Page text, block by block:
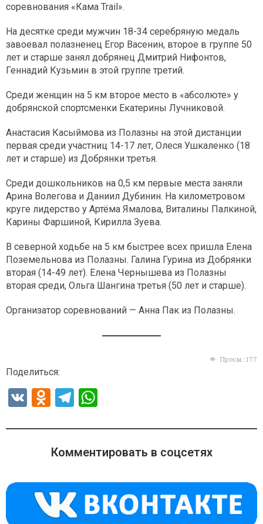
соревнования «Кама Trail».
На десятке среди мужчин 18-34 серебряную медаль
завоевал полазненец Егор Васенин, второе в группе 50
лет и старше занял добрянец Дмитрий Нифонтов,
Геннадий Кузьмин в этой группе третий.
Среди женщин на 5 км второе место в «абсолюте» у
добрянской спортсменки Екатерины Лучниковой.
Анастасия Касыймова из Полазны на этой дистанции
первая среди участниц 14-17 лет, Олеся Ушкаленко (18
лет и старше) из Добрянки третья.
Среди дошкольников на 0,5 км первые места заняли
Арина Волегова и Даниил Дубинин. На километровом
круге лидерство у Артёма Ямалова, Виталины Палкиной,
Карины Фаршиной, Кирилла Зуева.
В северной ходьбе на 5 км быстрее всех пришла Елена
Поземельнова из Полазны. Галина Гурина из Добрянки
вторая (14-49 лет). Елена Чернышева из Полазны
вторая среди, Ольга Шангина третья (50 лет и старше).
Организатор соревнований — Анна Пак из Полазны.
Просм.: 177
Поделиться:
V
O
n
o
a
ss
T
e
gr
m
at
s
p
p
Комментировать в соцсетях